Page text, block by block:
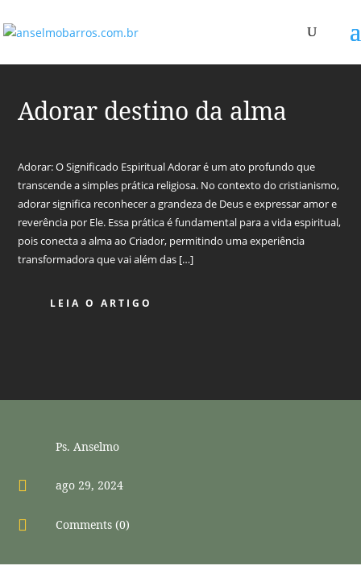
Adorar destino da alma
Adorar: O Significado Espiritual Adorar é um ato profundo que
transcende a simples prática religiosa. No contexto do cristianismo,
adorar significa reconhecer a grandeza de Deus e expressar amor e
reverência por Ele. Essa prática é fundamental para a vida espiritual,
pois conecta a alma ao Criador, permitindo uma experiência
transformadora que vai além das […]
LEIA O ARTIGO
Ps. Anselmo
 ago 29, 2024
 Comments (0)